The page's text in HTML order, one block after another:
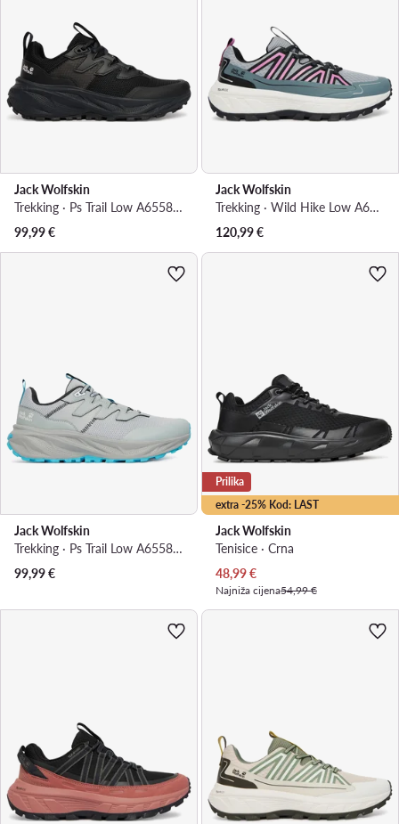
Jack Wolfskin
Trekking · Ps Trail Low A65586 · Crna
99,99€
Jack Wolfskin
Trekking · Wild Hike Low A65582 · Siva
120,99€
Jack Wolfskin
Trekking · Ps Trail Low A65585 · Siva
99,99€
extra -25% Kod: LAST
Prilika
Jack Wolfskin
Tenisice · Crna
Trenutna cijena
48,99€
Najniža cijena54,99 €